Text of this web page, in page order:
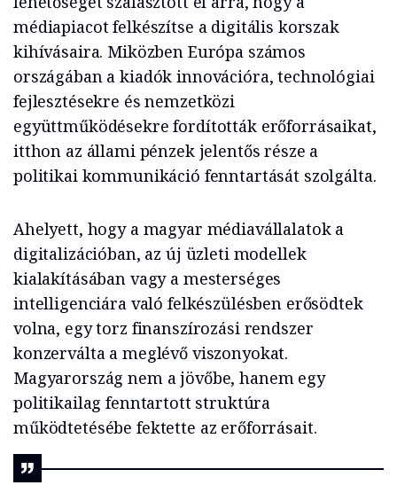
médiapiacot felkészítse a digitális korszak
kihívásaira. Miközben Európa számos
országában a kiadók innovációra, technológiai
fejlesztésekre és nemzetközi
együttműködésekre fordították erőforrásaikat,
itthon az állami pénzek jelentős része a
politikai kommunikáció fenntartását szolgálta.
Ahelyett, hogy a magyar médiavállalatok a
digitalizációban, az új üzleti modellek
kialakításában vagy a mesterséges
intelligenciára való felkészülésben erősödtek
volna, egy torz finanszírozási rendszer
konzerválta a meglévő viszonyokat.
Magyarország nem a jövőbe, hanem egy
politikailag fenntartott struktúra
működtetésébe fektette az erőforrásait.